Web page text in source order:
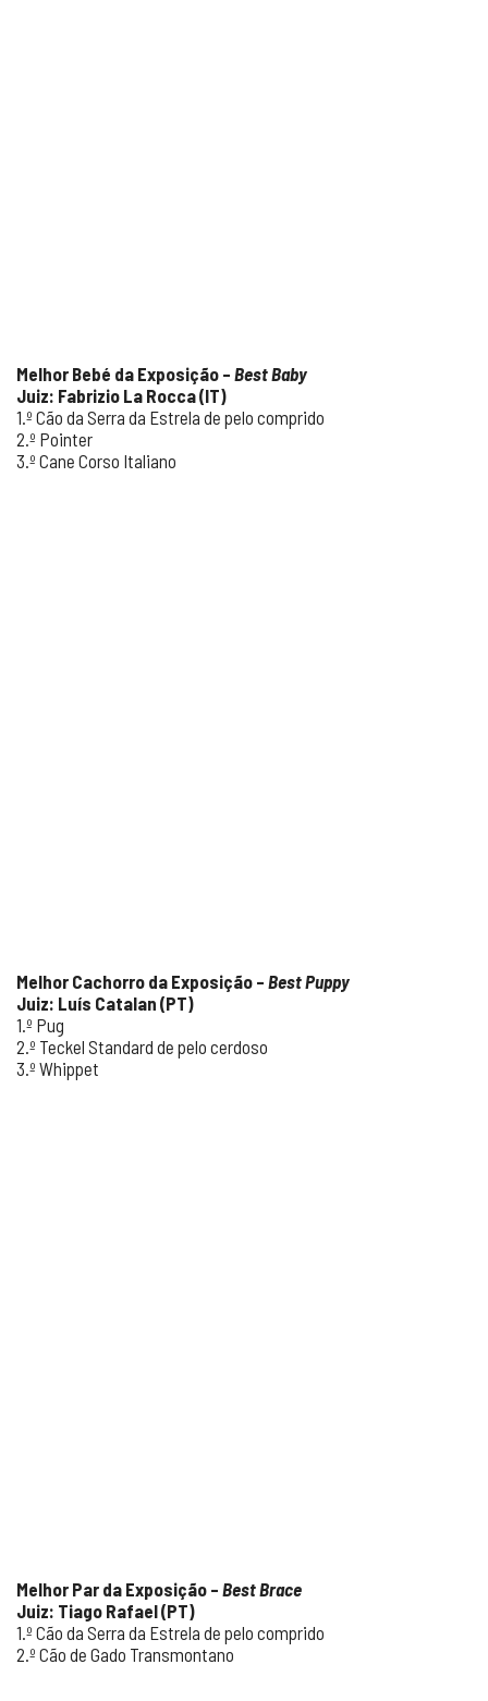
Melhor Bebé da Exposição – Best Baby
Juiz: Fabrizio La Rocca (IT)
1.º Cão da Serra da Estrela de pelo comprido
2.º Pointer
3.º Cane Corso Italiano
Melhor Cachorro da Exposição – Best Puppy
Juiz: Luís Catalan (PT)
1.º Pug
2.º Teckel Standard de pelo cerdoso
3.º Whippet
Melhor Par da Exposição – Best Brace
Juiz: Tiago Rafael (PT)
1.º Cão da Serra da Estrela de pelo comprido
2.º Cão de Gado Transmontano